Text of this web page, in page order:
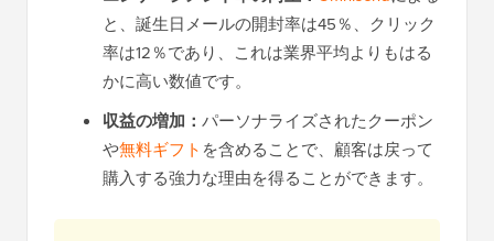
と、誕生日メールの開封率は45％、クリック
率は12％であり、これは業界平均よりもはる
かに高い数値です。
収益の増加： パーソナライズされたクーポン
や無料ギフト を含めることで、顧客は戻って
購入する強力な理由を得ることができます。